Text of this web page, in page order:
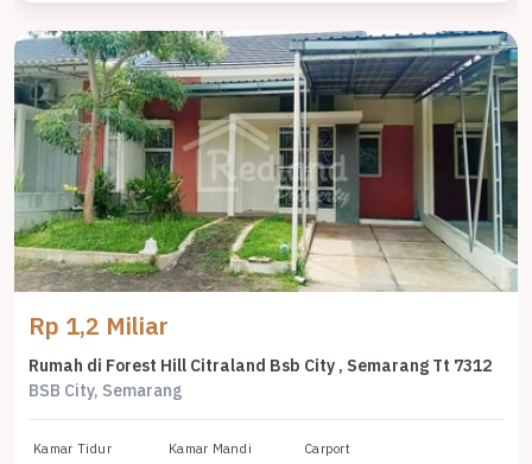
Rp 1,2 Miliar
Rumah di Forest Hill Citraland Bsb City , Semarang Tt 7312
BSB City, Semarang
Kamar Tidur Kamar Mandi Carport